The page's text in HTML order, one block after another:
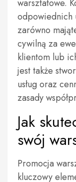
warsztatowe.
zarówno
cywilną za
klientom lub
jest także
usług oraz
zasady
Jak
swój
Promocja
kluczowy